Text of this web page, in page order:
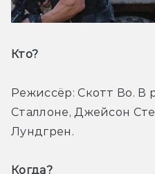
Кто?
Режиссёр: Скотт Во. В
Сталлоне, Джейсон
Лундгрен.
Когда?